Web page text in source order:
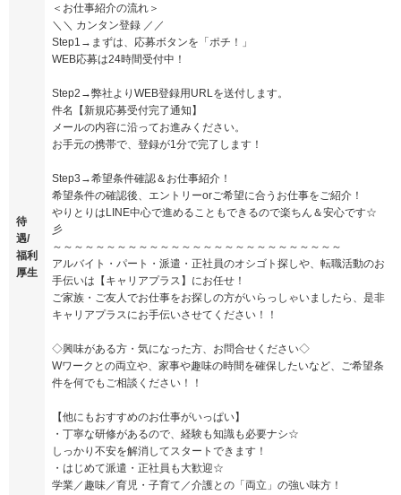
待
遇/
福利
厚生
＜お仕事紹介の流れ＞
＼＼ カンタン登録 ／／
Step1→まずは、応募ボタンを「ポチ！」
WEB応募は24時間受付中！
Step2→弊社よりWEB登録用URLを送付します。
件名【新規応募受付完了通知】
メールの内容に沿ってお進みください。
お手元の携帯で、登録が1分で完了します！
Step3→希望条件確認＆お仕事紹介！
希望条件の確認後、エントリーorご希望に合うお仕事をご紹介！
やりとりはLINE中心で進めることもできるので楽ちん＆安心です☆
彡
～～～～～～～～～～～～～～～～～～～～～～～～～～～
アルバイト・パート・派遣・正社員のオシゴト探しや、転職活動のお
手伝いは【キャリアプラス】にお任せ！
ご家族・ご友人でお仕事をお探しの方がいらっしゃいましたら、是非
キャリアプラスにお手伝いさせてください！！
◇興味がある方・気になった方、お問合せください◇
Wワークとの両立や、家事や趣味の時間を確保したいなど、ご希望条
件を何でもご相談ください！！
【他にもおすすめのお仕事がいっぱい】
・丁寧な研修があるので、経験も知識も必要ナシ☆
しっかり不安を解消してスタートできます！
・はじめて派遣・正社員も大歓迎☆
学業／趣味／育児・子育て／介護との「両立」の強い味方！